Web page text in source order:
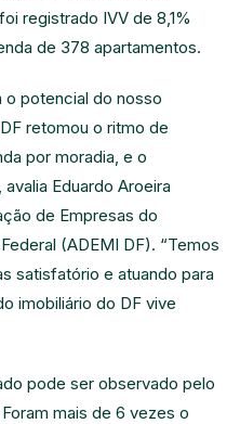
registrado IVV de 8,1%
de 378 apartamentos.
o potencial do nosso
retomou o ritmo de
por moradia, e o
Eduardo Aroeira
de Empresas do
(ADEMI DF). “Temos
satisfatório e atuando para
imobiliário do DF vive
pode ser observado pelo
mais de 6 vezes o